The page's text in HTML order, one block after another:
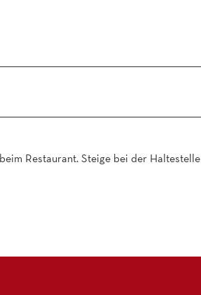
Restaurant. Steige bei der Haltestelle